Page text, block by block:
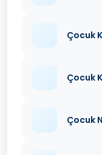
Çocuk
Çocuk
Çocuk